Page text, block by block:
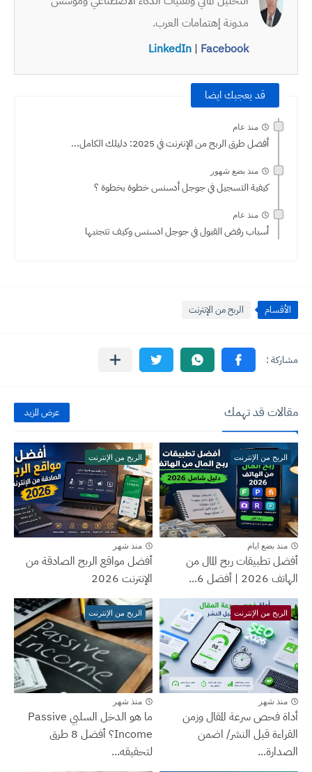
مدونة إهتمامات العرب.
LinkedIn | Facebook
قد يعجبك ايضا
منذ عام
أفضل طرق الربح من الإنترنت في 2025: دليلك الكامل...
منذ بضع شهور
كيفية التسجيل في جوجل أدسنس خطوة بخطوة ؟
منذ عام
أسباب رفض القبول في جوجل ادسنس وكيف تتجنبها
الأقسام الربح من الإنترنت
مقالات قد تهمك عرض المزيد
الربح من الإنترنت
منذ بضع ايام
أفضل تطبيقات ربح المال من
الهاتف 2026 | أفضل 6...
الربح من الإنترنت
منذ شهر
أفضل مواقع الربح الصادقة من
الإنترنت 2026
الربح من الإنترنت
منذ شهر
أداة فحص سرعة المقال وزمن
القراءة قبل النشر/ اضمن
الصدارة...
الربح من الإنترنت
منذ شهر
ما هو الدخل السلبي Passive
Income؟ أفضل 8 طرق
لتحقيقه...